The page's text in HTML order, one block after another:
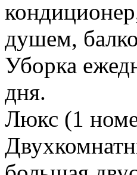
душем,
Уборка
дня.
Люкс (1